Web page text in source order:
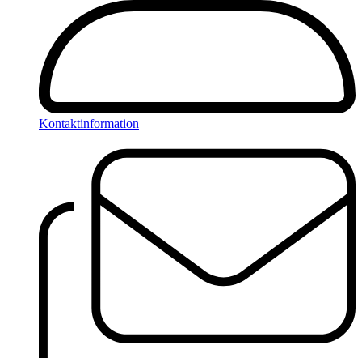
Kontaktinformation